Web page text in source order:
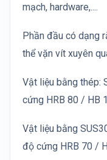
mạch, hardware,....
Phần đầu có dạng
thể vặn vít xuyên
Vật liệu bằng thép:
cứng HRB 80 / HB
Vật liệu bằng
độ cứng HRB 70 /